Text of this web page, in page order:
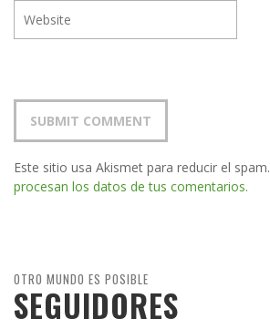
Este sitio usa Akismet para reducir el spam.
procesan los datos de tus comentarios.
OTRO MUNDO ES POSIBLE
SEGUIDORES